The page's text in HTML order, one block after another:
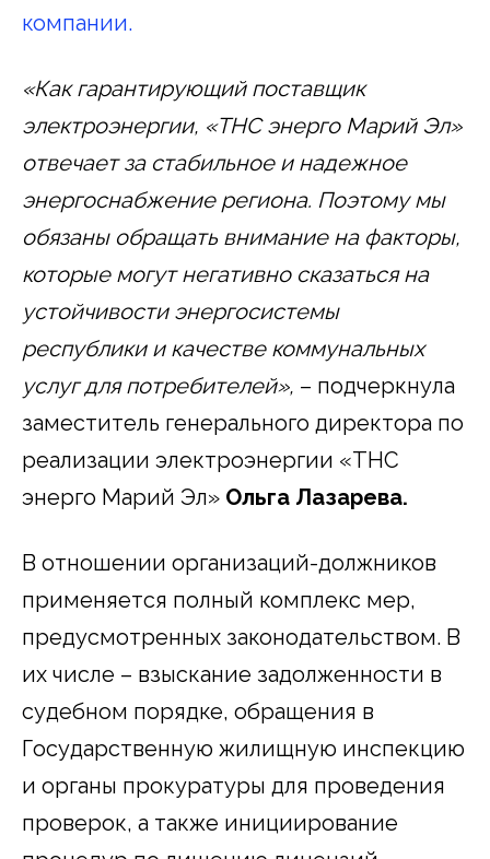
компании.
«Как гарантирующий поставщик
электроэнергии, «ТНС энерго Марий Эл»
отвечает за стабильное и надежное
энергоснабжение региона. Поэтому мы
обязаны обращать внимание на факторы,
которые могут негативно сказаться на
устойчивости энергосистемы
республики и качестве коммунальных
услуг для потребителей», – подчеркнула
заместитель генерального директора по
реализации электроэнергии «ТНС
энерго Марий Эл» Ольга Лазарева.
В отношении организаций-должников
применяется полный комплекс мер,
предусмотренных законодательством. В
их числе – взыскание задолженности в
судебном порядке, обращения в
Государственную жилищную инспекцию
и органы прокуратуры для проведения
проверок, а также инициирование